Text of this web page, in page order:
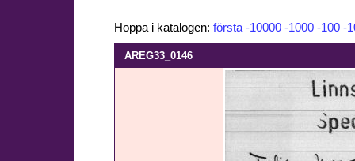
Hoppa i katalogen: första -10000 -1000 -100 -
AREG33_0146